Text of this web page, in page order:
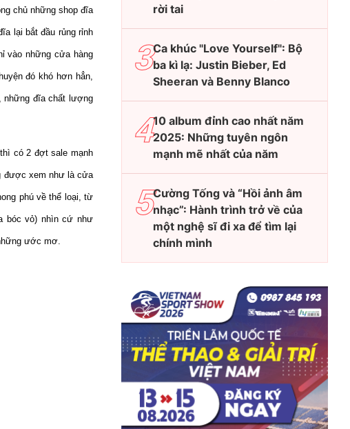
chủ những shop đĩa
lại bắt đầu rủng rỉnh
vào những cửa hàng
đó khó hơn hẳn,
những đĩa chất lượng
có 2 đợt sale mạnh
được xem như là cửa
phú về thể loại, từ
bóc vỏ) nhìn cứ như
ước mơ.
rời tai
Ca khúc "Love Yourself": Bộ
ba kì lạ: Justin Bieber, Ed
Sheeran và Benny Blanco
10 album đỉnh cao nhất năm
2025: Những tuyên ngôn
mạnh mẽ nhất của năm
Cường Tống và “Hồi ảnh âm
nhạc”: Hành trình trở về của
một nghệ sĩ đi xa để tìm lại
chính mình